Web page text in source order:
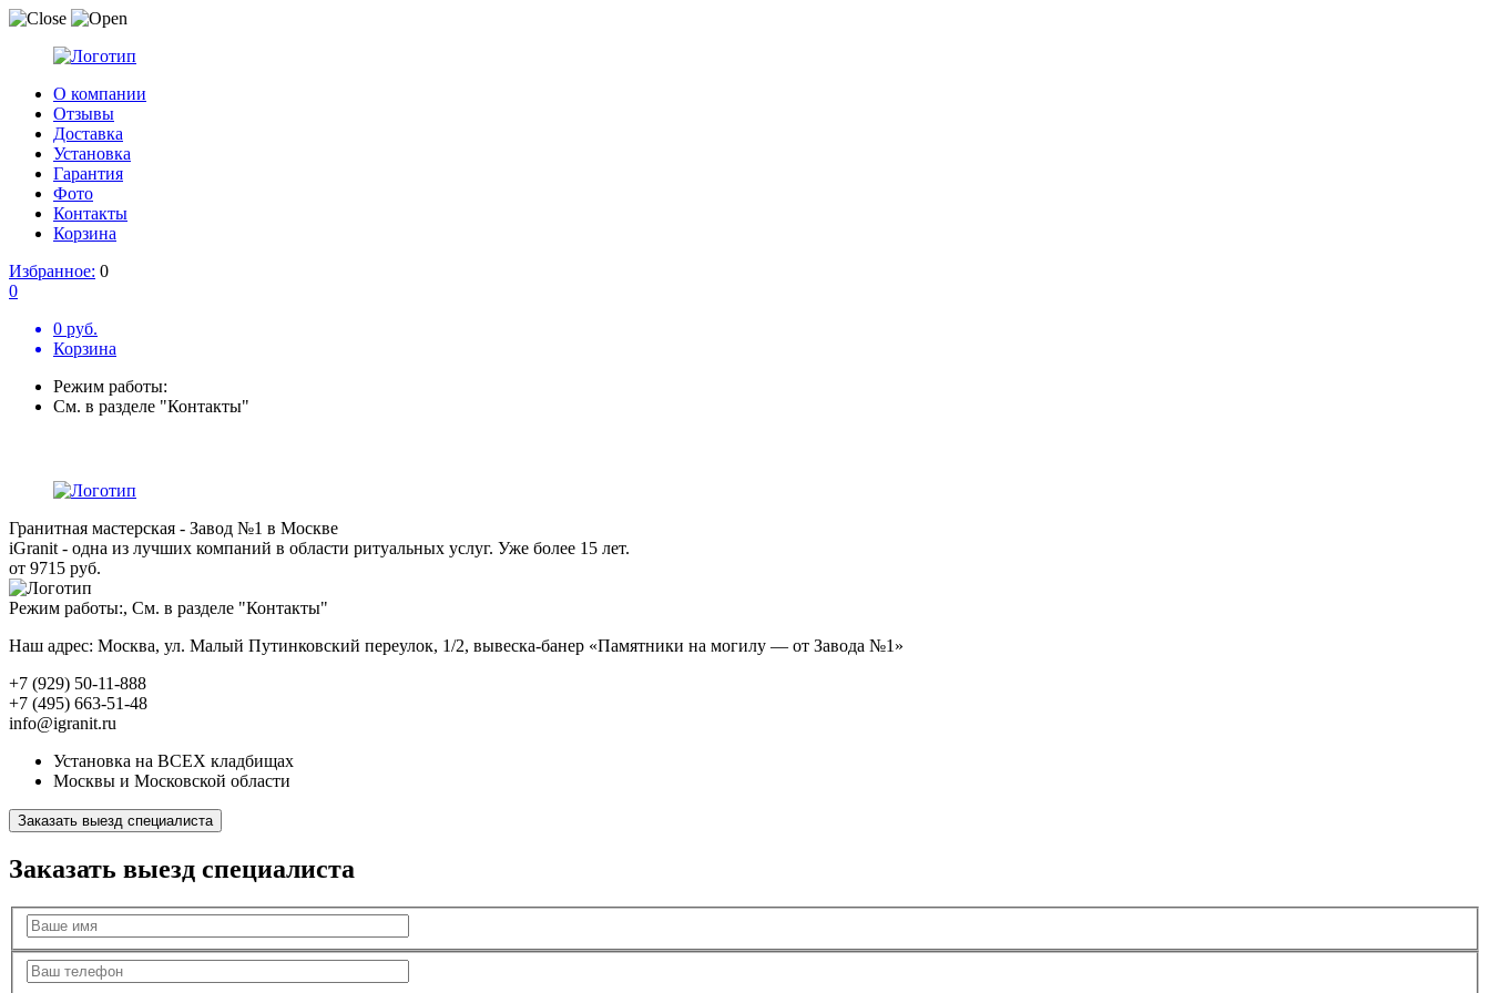
О компании
Отзывы
Доставка
Установка
Гарантия
Фото
Контакты
Корзина
Избранное: 0
0
0 руб.
Корзина
Режим работы:
См. в разделе "Контакты"
Гранитная мастерская - Завод №1 в Москве
iGranit - одна из лучших компаний в области ритуальных услуг. Уже более 15 лет.
от 9715 руб.
Режим работы:, См. в разделе "Контакты"
Наш адрес: Москва, ул. Малый Путинковский переулок, 1/2, вывеска-банер «Памятники на могилу — от Завода №1»
+7 (929) 50-11-888
+7 (495) 663-51-48
info@igranit.ru
Установка на ВСЕХ кладбищах
Москвы и Московской области
Заказать выезд специалиста
Заказать выезд специалиста